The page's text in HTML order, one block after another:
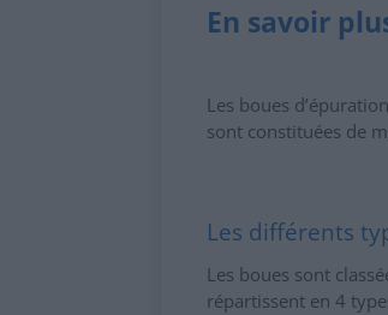
En savoir
Les boues
sont constituées de
Les différents
Les boues sont
répartissent en 4